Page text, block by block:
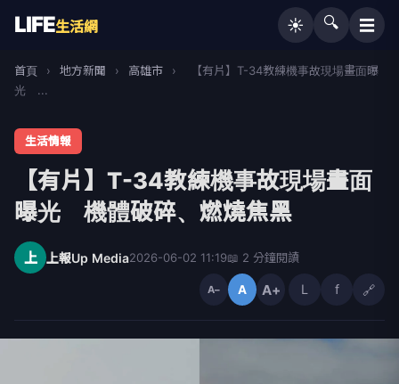
LIFE生活網 ☀️ 🔍 ☰
首頁 › 地方新聞 › 高雄市 ›
【有片】T-34教練機事故現場畫面曝
光 ...
生活情報
【有片】T-34教練機事故現場畫面
曝光 機體破碎、燃燒焦黑
上 上報Up Media2026-06-02 11:19📖 2 分鐘閱讀
A− A A+ L f 🔗